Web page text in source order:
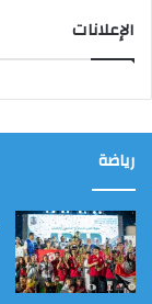
الإعلانات
رياضة